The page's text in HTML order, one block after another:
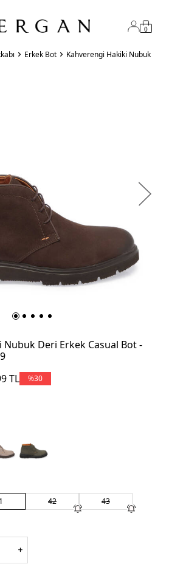
0
Erkek Bot Kahverengi Hakiki Nubuk
Deri Erkek Casual Bot -
TL %30
42
43